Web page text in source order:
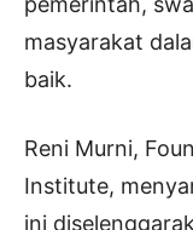
masyarakat
baik.
Reni Murni,
Institute,
ini